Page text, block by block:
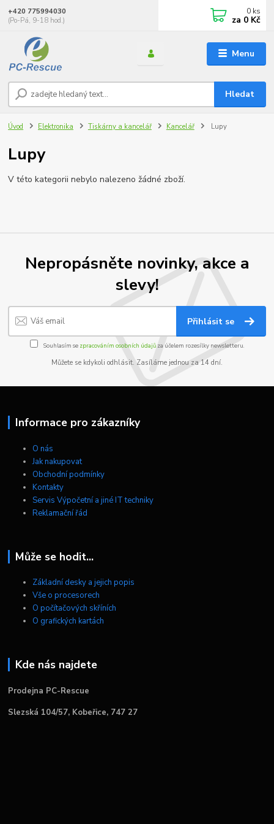
Menu
Hledat
+420 775994030
(Po-Pá, 9-18 hod.)
0 ks
za 0 Kč
Úvod Elektronika Tiskárny a kancelář Kancelář Lupy
Lupy
V této kategorii nebylo nalezeno žádné zboží.
Nepropásněte novinky, akce a
slevy!
Přihlásit se
Souhlasím se zpracováním osobních údajůza účelem rozesílky newsletteru.
Můžete se kdykoli odhlásit. Zasíláme jednou za 14 dní.
Informace pro zákazníky
O nás
Jak nakupovat
Obchodní podmínky
Kontakty
Servis Výpočetní a jiné IT techniky
Reklamační řád
Může se hodit...
Základní desky a jejich popis
Vše o procesorech
O počítačových skříních
O grafických kartách
Kde nás najdete
Prodejna PC-Rescue
Slezská 104/57, Kobeřice, 747 27